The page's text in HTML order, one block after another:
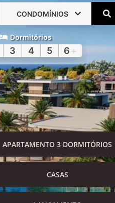
CONDOMÍNIOS
Dormitórios
3 4 5 6 +
APARTAMENTO 3 DORMITÓRIOS
CASAS